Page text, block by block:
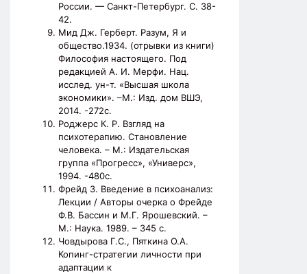
России. — Санкт-Петербург. С. 38-
42.
Мид Дж. Герберт. Разум, Я и
общество.1934. (отрывки из книги)
Философия настоящего. Под
редакцией А. И. Мерфи. Нац.
исслед. ун-т. «Высшая школа
экономики». –М.: Изд. дом ВШЭ,
2014. -272с.
Роджерс К. Р. Взгляд на
психотерапию. Становление
человека. – М.: Издательская
группа «Прогресс», «Универс»,
1994. -480с.
Фрейд З. Введение в психоанализ:
Лекции / Авторы очерка о Фрейде
Ф.В. Бассин и М.Г. Ярошевский. –
М.: Наука. 1989. – 345 с.
Човдырова Г.С., Пяткина О.А.
Копинг-стратегии личности при
адаптации к